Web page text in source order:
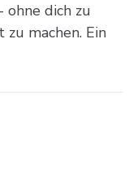
ohne dich zu
machen. Ein